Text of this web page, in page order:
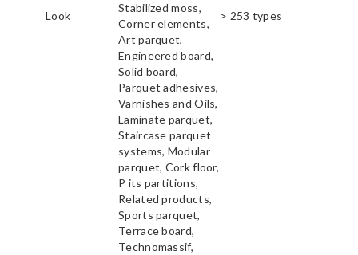
Look
Stabilized moss,
Corner elements,
Art parquet,
Engineered board,
Solid board,
Parquet adhesives,
Varnishes and Oils,
Laminate parquet,
Staircase parquet
systems, Modular
parquet, Cork floor,
P its partitions,
Related products,
Sports parquet,
Terrace board,
Technomassif,
> 253 types